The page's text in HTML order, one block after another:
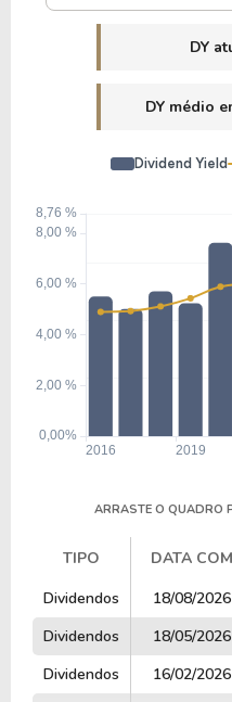
DY
DY médio
Dividend Yield
ARRASTE O QUADRO
TIPO DATA COM
TIPO
DATA COM
Dividendos 18/08/2026
Dividendos
18/05/2026
Dividendos
16/02/2026